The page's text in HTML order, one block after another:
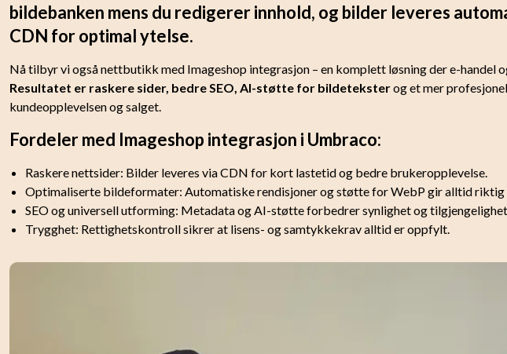
bildebanken mens du redigerer innhold, og bilder leveres
CDN for optimal ytelse.
Nå tilbyr vi også nettbutikk med Imageshop integrasjon – en komplett løsning der e-handel
Resultatet er raskere sider, bedre SEO, AI-støtte for bildeteksterog et mer
kundeopplevelsen og salget.
Fordeler med Imageshop integrasjon i Umbraco:
Raskere nettsider: Bilder leveres via CDN for kort lastetid og bedre brukeropplevelse.
Optimaliserte bildeformater: Automatiske rendisjoner og støtte for WebP gir alltid
SEO og universell utforming: Metadata og AI-støtte forbedrer synlighet og
Trygghet: Rettighetskontroll sikrer at lisens- og samtykkekrav alltid er oppfylt.